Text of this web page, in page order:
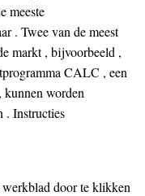
meeste
. Twee van de meest
markt , bijvoorbeeld ,
CALC , een
worden
. Instructies
werkblad door te klikken